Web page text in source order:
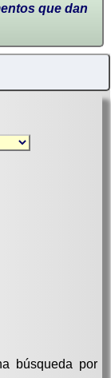
que dan
búsqueda por